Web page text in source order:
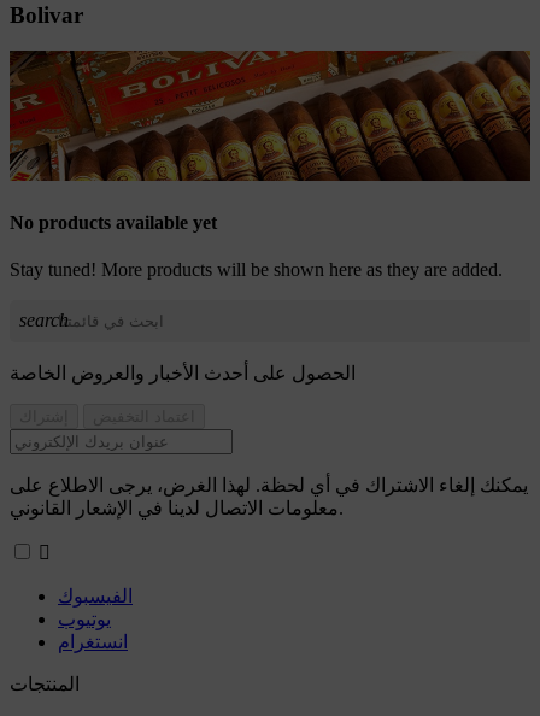
Bolivar
No products available yet
Stay tuned! More products will be shown here as they are added.
search
الحصول على أحدث الأخبار والعروض الخاصة
يمكنك إلغاء الاشتراك في أي لحظة. لهذا الغرض، يرجى الاطلاع على
معلومات الاتصال لدينا في الإشعار القانوني.

الفيسبوك
يوتيوب
انستغرام
المنتجات